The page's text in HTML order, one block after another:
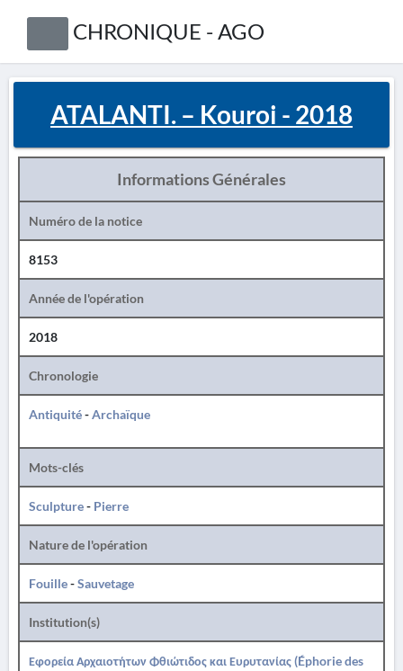
CHRONIQUE - AGO
ATALANTI. – Kouroi - 2018
Informations Générales
Numéro de la notice
8153
Année de l'opération
2018
Chronologie
Antiquité-Archaïque
Mots-clés
Sculpture- Pierre
Nature de l'opération
Fouille-Sauvetage
Institution(s)
Εφορεία Αρχαιοτήτων Φθιώτιδος και Ευρυτανίας (Éphorie des